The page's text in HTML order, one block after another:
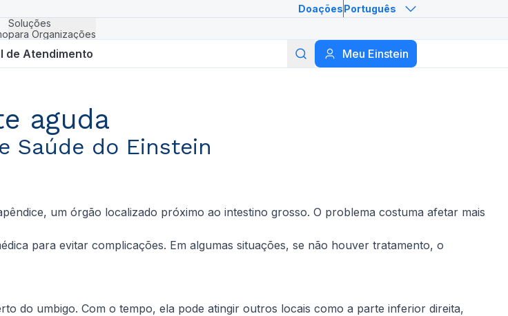
DoaçõesPortuguês
Soluções
para Organizações
de Atendimento Meu Einstein
Buscar
aguda
Saúde do Einstein
um órgão localizado próximo ao intestino grosso. O problema costuma afetar mais
para evitar complicações. Em algumas situações, se não houver tratamento, o
do umbigo. Com o tempo, ela pode atingir outros locais como a parte inferior direita,